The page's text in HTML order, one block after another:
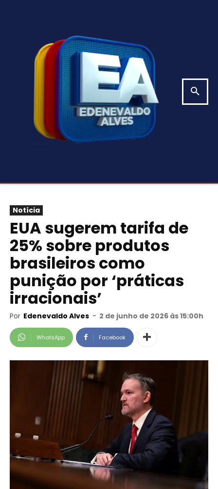
Notícia
EUA sugerem tarifa de
25% sobre produtos
brasileiros como
punição por ‘práticas
irracionais’
Por Edenevaldo Alves - 2 de junho de 2026 às 15:00h
WhatsApp Facebook